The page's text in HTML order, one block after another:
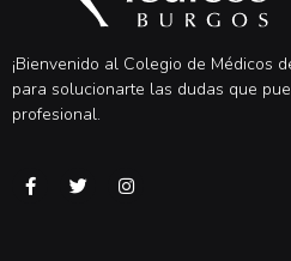
¡Bienvenido al Colegio de Médicos
para solucionarte las dudas que
profesional.